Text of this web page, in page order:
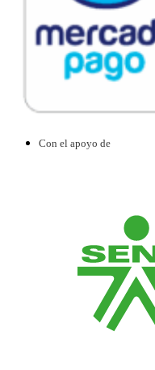
Con el apoyo de